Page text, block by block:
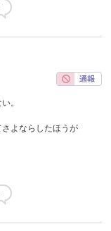
。
よならしたほうが